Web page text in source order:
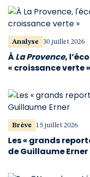
Analyse 30 juillet 2026
ÀLa Provence,
« croissance verte »
Brève 15 juillet 2026
Les « grands
de Guillaume Erner